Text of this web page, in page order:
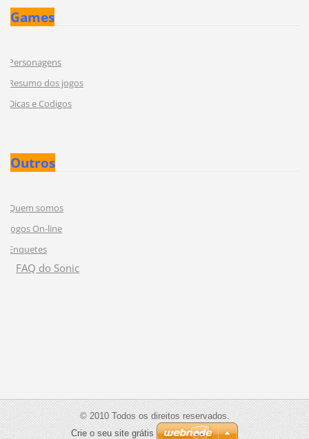
Games
Personagens
Resumo dos jogos
Dicas e Codigos
Outros
Quem somos
Jogos On-line
Enquetes
FAQ do Sonic
© 2010 Todos os direitos reservados.
Crie o seu site grátis